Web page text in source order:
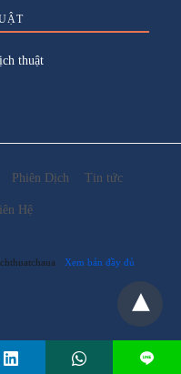
thuật
Phiên Dịch Tin tức
Hệ
Xem bản đầy đủ
L